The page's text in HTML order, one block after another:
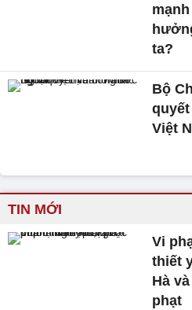
ta?
Bộ
Việt
TIN MỚI
Vi
thiết
Hà
phạt